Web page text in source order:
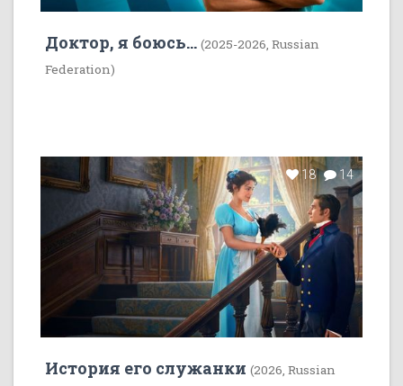
Доктор, я боюсь... (2025-2026, Russian
Federation)
18 14
История его служанки (2026, Russian